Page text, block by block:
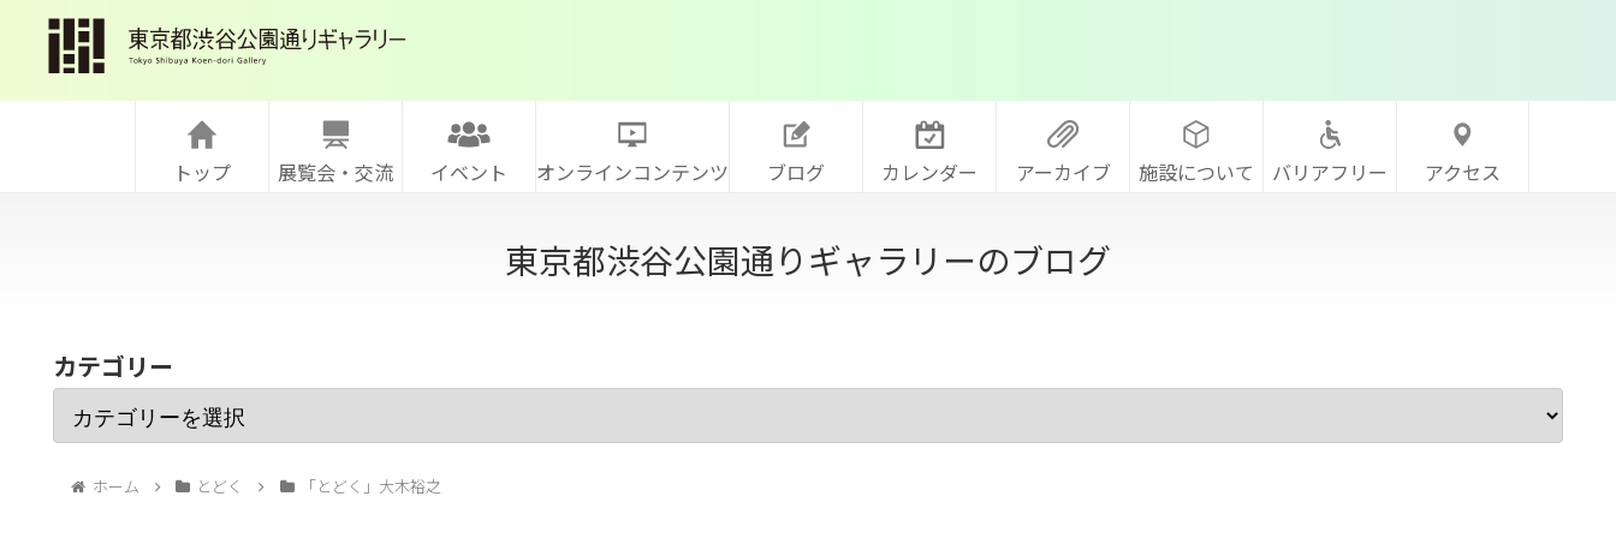
トップ 展覧会・交流 イベント オンラインコンテンツ ブログ カレンダー アーカイブ 施設について バリアフリー アクセス
東京都渋谷公園通りギャラリーのブログ
カテゴリー
ホーム とどく 「とどく」大木裕之